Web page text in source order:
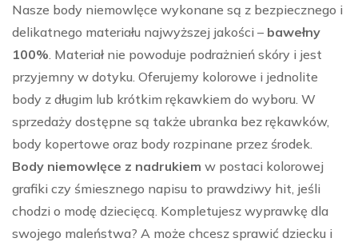
Nasze body niemowlęce wykonane są z bezpiecznego i
delikatnego materiału najwyższej jakości – bawełny
100% . Materiał nie powoduje podrażnień skóry i jest
przyjemny w dotyku. Oferujemy kolorowe i jednolite
body z długim lub krótkim rękawkiem do wyboru. W
sprzedaży dostępne są także ubranka bez rękawków,
body kopertowe oraz body rozpinane przez środek.
Body niemowlęce z nadrukiem w postaci kolorowej
grafiki czy śmiesznego napisu to prawdziwy hit, jeśli
chodzi o modę dziecięcą. Kompletujesz wyprawkę dla
swojego maleństwa? A może chcesz sprawić dziecku i